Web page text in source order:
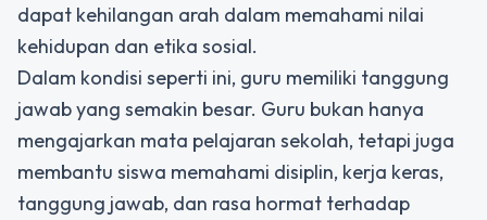
dapat kehilangan arah dalam memahami nilai
kehidupan dan etika sosial.
Dalam kondisi seperti ini, guru memiliki tanggung
jawab yang semakin besar. Guru bukan hanya
mengajarkan mata pelajaran sekolah, tetapi juga
membantu siswa memahami disiplin, kerja keras,
tanggung jawab, dan rasa hormat terhadap